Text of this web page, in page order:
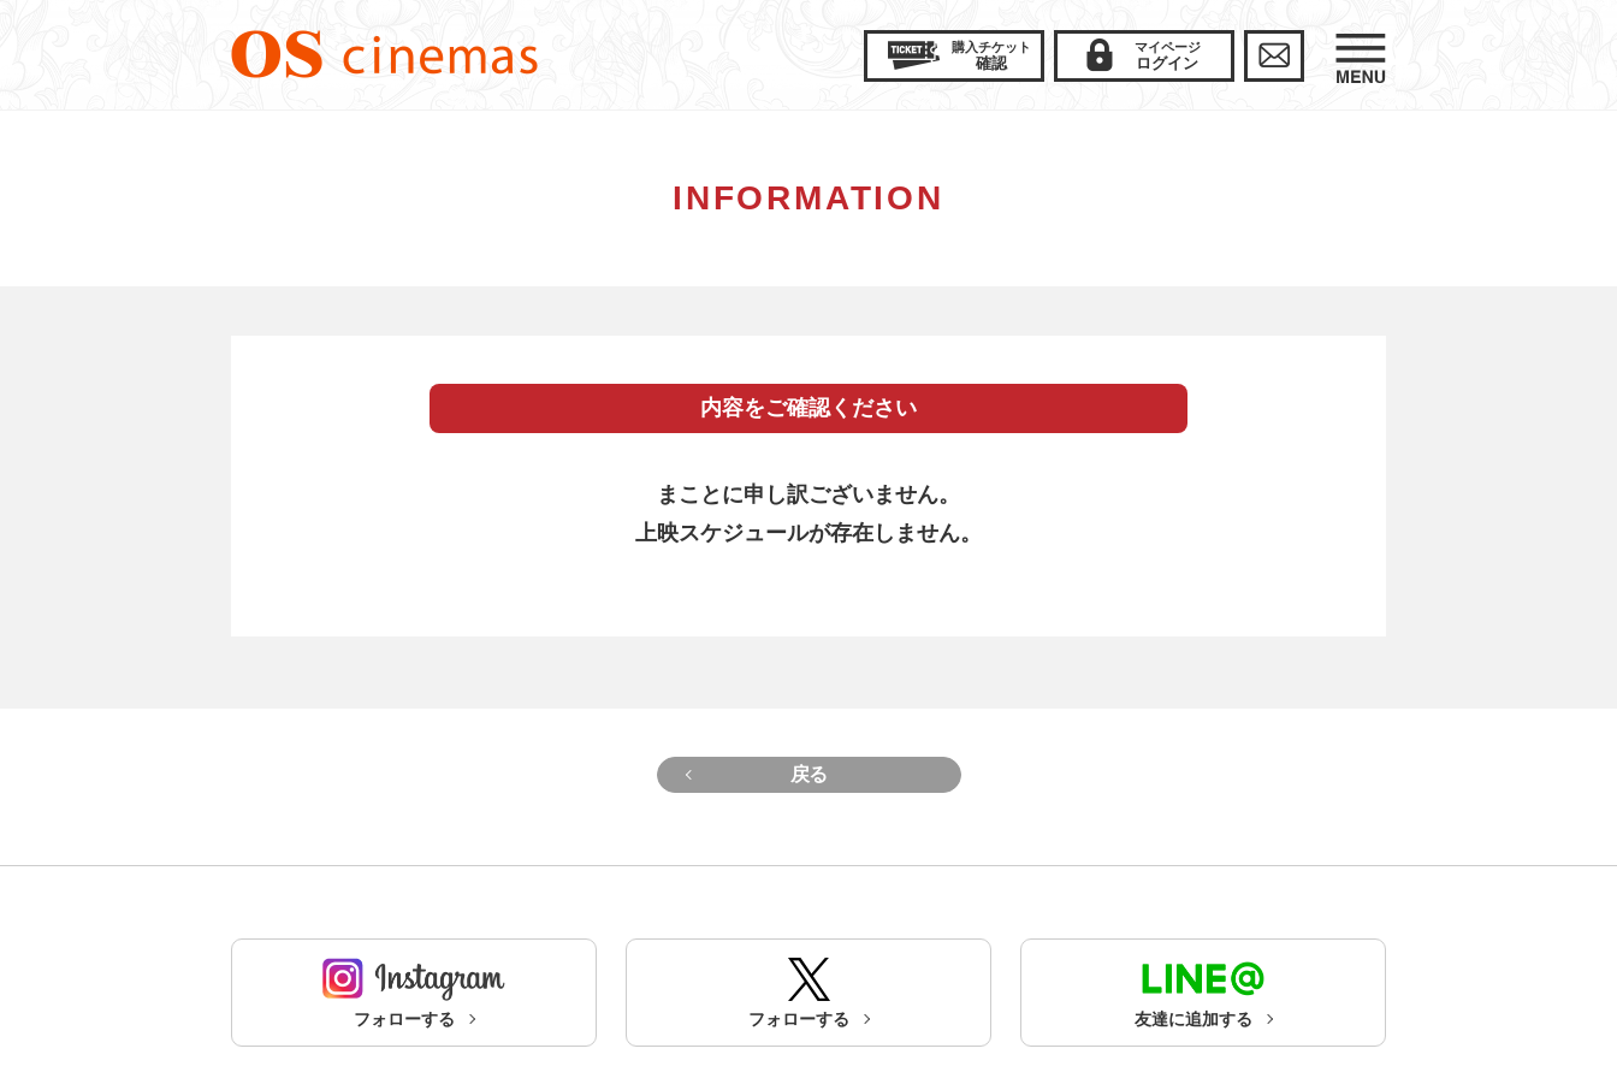
購入チケット
確認
マイページ
ログイン
INFORMATION
内容をご確認ください
まことに申し訳ございません。
上映スケジュールが存在しません。
戻る
フォローする フォローする 友達に追加する